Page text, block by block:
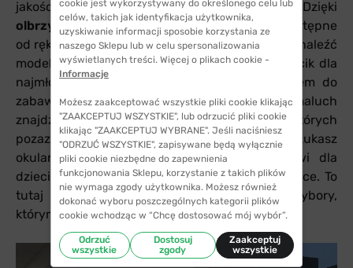
jakości widzenia na każdą odległość. Dzięki
olbrzymiemiu wyborowi okularów, które są dostępne
od ręki do przymierzenia, każdy ma możliwość znaleźć
model dla siebie. Na miejscu czeka również kącik dla
najmłodszych z okularami dla dzieci i miejscem do
zabawy. To tutaj, nawet najbardziej kreatywny maluch
znajdzie dla siebie wymarzone okulary, których
pozazdroszczą rówieśnicy. Natomiast jeśli szukasz
okularów dla siebie, dzięki naszemu kącikowi dla
dzieci możesz w całości skupić się na przymiarce. To
tutaj maluch ma do dyspozycji kreatywne przybory,
którymi zajmie sobie czas.
cookie jest wykorzystywany do określonego celu lub
celów, takich jak identyfikacja użytkownika,
uzyskiwanie informacji sposobie korzystania ze
naszego Sklepu lub w celu spersonalizowania
wyświetlanych treści. Więcej o plikach cookie -
Informacje
Możesz zaakceptować wszystkie pliki cookie klikając
"ZAAKCEPTUJ WSZYSTKIE", lub odrzucić pliki cookie
klikając "ZAAKCEPTUJ WYBRANE". Jeśli naciśniesz
"ODRZUĆ WSZYSTKIE", zapisywane będą wyłącznie
pliki cookie niezbędne do zapewnienia
funkcjonowania Sklepu, korzystanie z takich plików
nie wymaga zgody użytkownika. Możesz również
dokonać wyboru poszczególnych kategorii plików
cookie wchodząc w “Chcę dostosować mój wybór”.
Odrzuć
wszystkie
Dostosuj
zgody
Zaakceptuj
wszystkie